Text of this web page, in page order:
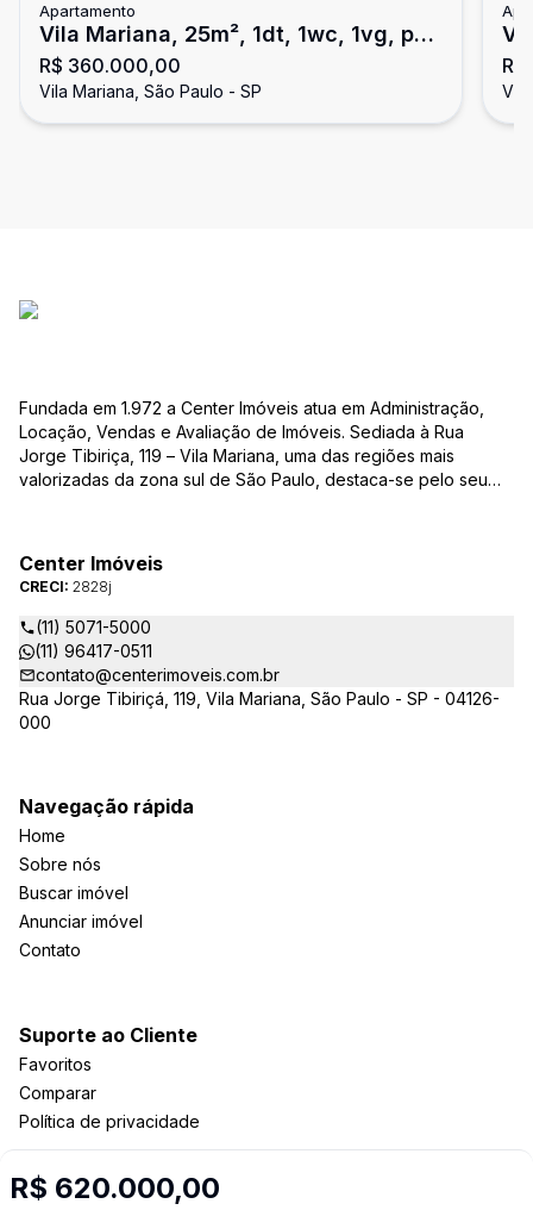
Apartamento
Vila Mariana, 25m², 1dt, 1wc, 1vg, px
ao metrô!!
R$ 360.000,00
Vila Mariana, São Paulo - SP
R$ 620.000,00
Fundada em 1.972 a Center Imóveis atua em Administração,
Locação, Vendas e Avaliação de Imóveis. Sediada à Rua
Jorge Tibiriça, 119 – Vila Mariana, uma das regiões mais
valorizadas da zona sul de São Paulo, destaca-se pelo seu
atuantes imobiliárias da região, credenciada junto ao Conselho
Regional dos Corretores de Imóveis (CRECI) e associada ao
Sindicato das Empresas de Compra, Venda, Locação e
Administração de Imóveis Residenciais e Comerciais de São
Paulo (SECOVI).
Center Imóveis
CRECI: 2828j
(11) 5071-5000
(11) 96417-0511
contato@centerimoveis.com.br
Rua Jorge Tibiriçá, 119, Vila Mariana, São Paulo - SP - 04126-
000
Navegação rápida
Home
Sobre nós
Buscar imóvel
Anunciar imóvel
Contato
Suporte ao Cliente
Favoritos
Comparar
Política de privacidade